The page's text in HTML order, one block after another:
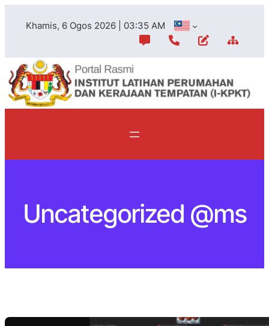
Khamis, 6 Ogos 2026 | 03:35 AM
Uncategorized @ms